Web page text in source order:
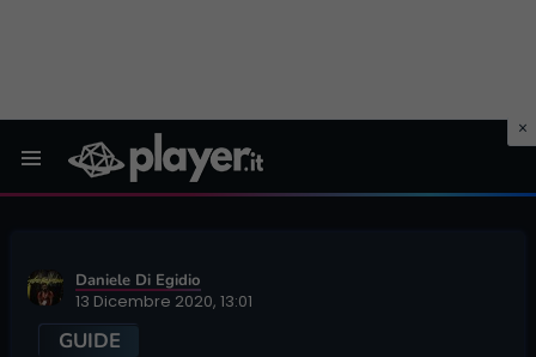
Daniele Di Egidio
13 Dicembre 2020, 13:01
GUIDE